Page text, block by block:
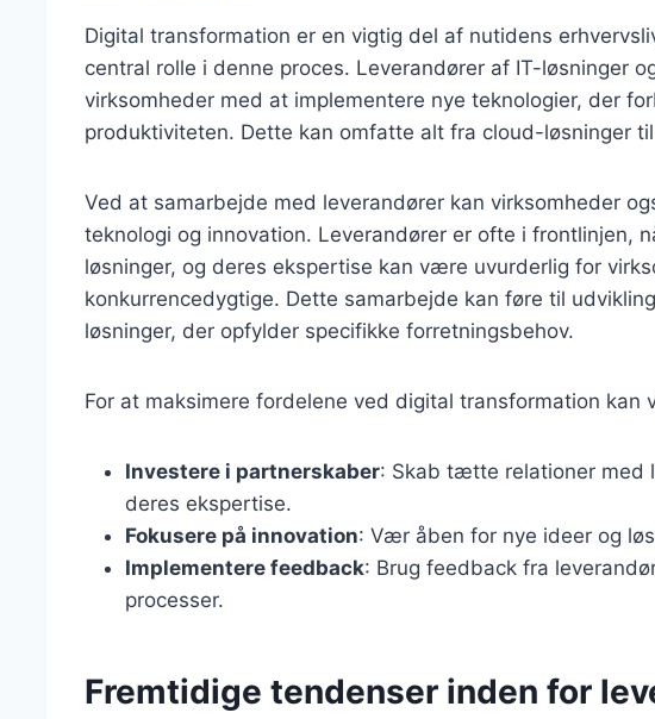
Digital transformation er en vigtig del af nutidens
central rolle i denne proces. Leverandører af IT-løsninger
virksomheder med at implementere nye teknologier, der
produktiviteten. Dette kan omfatte alt fra cloud-løsninger
Ved at samarbejde med leverandører kan virksomheder
teknologi og innovation. Leverandører er ofte i frontlinjen,
løsninger, og deres ekspertise kan være uvurderlig for
konkurrencedygtige. Dette samarbejde kan føre til
løsninger, der opfylder specifikke forretningsbehov.
For at maksimere fordelene ved digital transformation kan
Investere i partnerskaber: Skab tætte relationer med
deres ekspertise.
Fokusere på innovation: Vær åben for nye ideer og
Implementere feedback: Brug feedback fra
processer.
Fremtidige tendenser inden for